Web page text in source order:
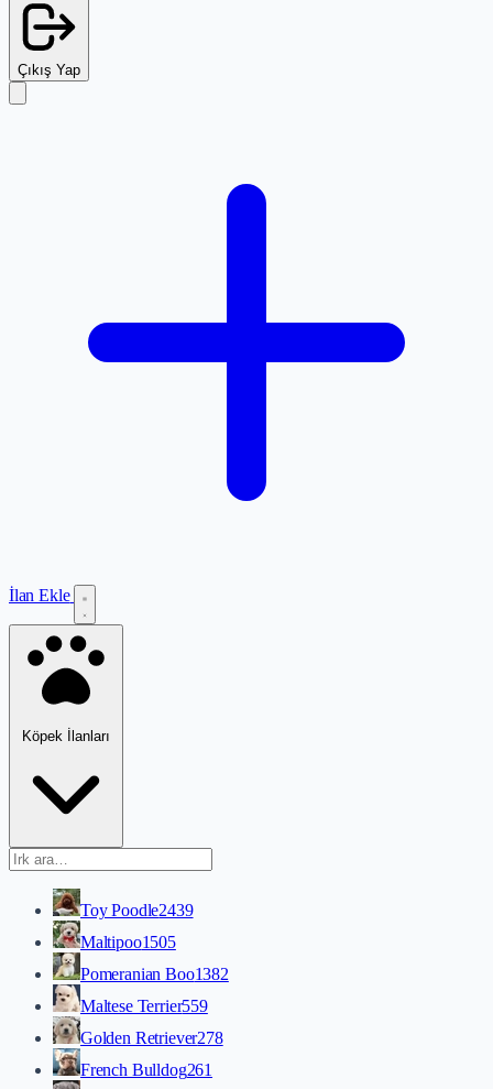
Çıkış Yap
İlan Ekle
Köpek İlanları
Toy Poodle2439
Maltipoo1505
Pomeranian Boo1382
Maltese Terrier559
Golden Retriever278
French Bulldog261